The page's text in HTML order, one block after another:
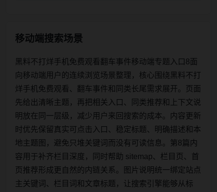
移动端搜索场景
黑料不打烊手机免费观看翻车事件移动端专题入口8面
向移动端用户的连续浏览场景整理，核心围绕黑料不打
烊手机免费观看、翻车事件和同类长尾需求展开。页面
先给出清晰主题，再把相关入口、同类推荐和上下文说
明放在同一层级，减少用户来回搜索的成本。内容更新
时优先保留真实可点击入口、稳定标题、明确描述和本
地主题图，避免只堆关键词而没有可读信息。第8篇内
容用于补齐栏目深度，同时帮助 sitemap、栏目页、首
页推荐形成更自然的内链关系。图片说明统一绑定站点
主关键词、栏目词和文章标题，让搜索引擎能够从标